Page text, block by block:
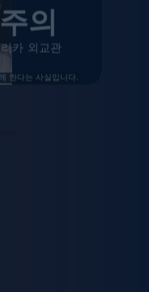
의
리카 외교관